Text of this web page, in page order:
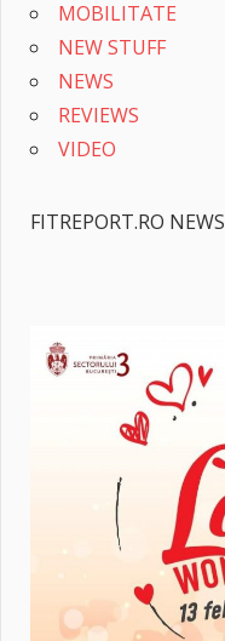
MOBILITATE
NEW STUFF
NEWS
REVIEWS
VIDEO
FITREPORT.RO NEWS